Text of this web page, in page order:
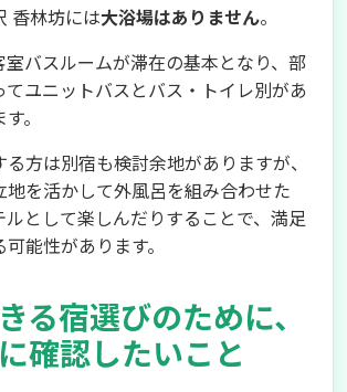
香林坊には大浴場はありません。
室バスルームが滞在の基本となり、部
てユニットバスとバス・トイレ別があ
。
方は別宿も検討余地がありますが、
地を活かして外風呂を組み合わせた
ルとして楽しんだりすることで、満足
能性があります。
る宿選びのために、
確認したいこと